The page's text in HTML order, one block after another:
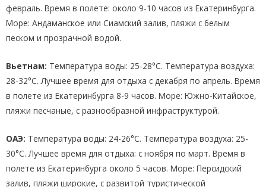
февраль. Время в полете: около 9-10 часов из Екатеринбурга.
Море: Андаманское или Сиамский залив, пляжи с белым
песком и прозрачной водой.
Вьетнам: Температура воды: 25-28°C. Температура воздуха:
28-32°C. Лучшее время для отдыха с декабря по апрель. Время
в полете из Екатеринбурга 8-9 часов. Море: Южно-Китайское,
пляжи песчаные, с разнообразной инфраструктурой.
ОАЭ: Температура воды: 24-26°C. Температура воздуха: 25-
30°C. Лучшее время для отдыха: с ноября по март. Время в
полете из Екатеринбурга около 5 часов. Море: Персидский
залив, пляжи широкие, с развитой туристической